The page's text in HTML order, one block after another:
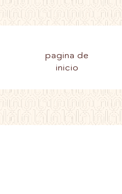
pagina de
inicio